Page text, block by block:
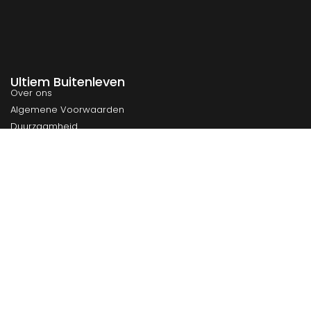
Ultiem Buitenleven
Over ons
Algemene Voorwaarden
Duurzaamheid